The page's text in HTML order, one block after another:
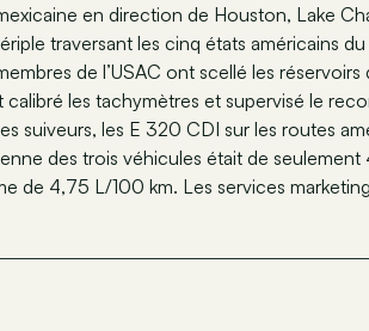
en direction de Houston, Lake
traversant les cinq états américains
de l’USAC ont scellé les
les tachymètres et supervisé le
suiveurs, les E 320 CDI sur les routes
des trois véhicules était de seulement
de 4,75 L/100 km. Les services